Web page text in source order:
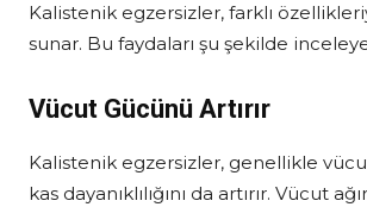
Kalistenik egzersizler, farklı
sunar. Bu faydaları şu şekilde
Vücut Gücünü Artırır
Kalistenik egzersizler, genellikle vücut
kas dayanıklılığını da artırır. Vücut